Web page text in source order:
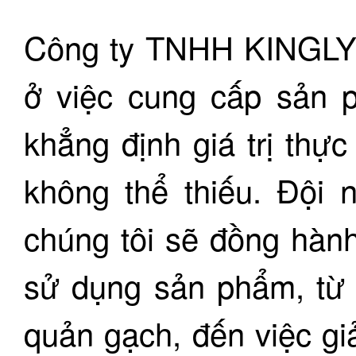
Công ty TNHH
ở việc cung cấp sản
khẳng định giá trị
không thể thiếu. Đội
chúng tôi sẽ đồng
sử dụng sản phẩm,
quản gạch, đến việc